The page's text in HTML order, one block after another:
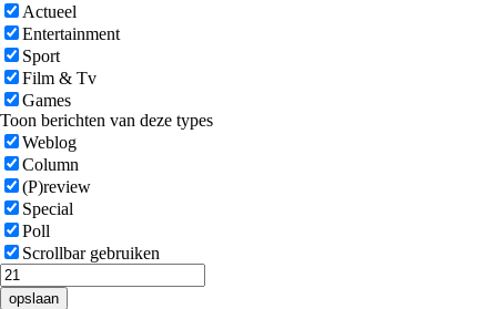
Actueel
Entertainment
Sport
Film & Tv
Games
Toon berichten van deze types
Weblog
Column
(P)review
Special
Poll
Scrollbar gebruiken
opslaan